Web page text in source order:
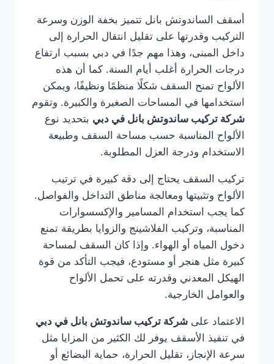
أسقف الساندوتش بانل تتميز بخفة الوزن وسرعة
التركيب وقدرتها على تقليل انتقال الحرارة إلى
داخل المبنى، وهذا مهم جدًا في دبي بسبب ارتفاع
درجات الحرارة أغلب أيام السنة. كما أن هذه
الألواح تمنح السقف شكلًا منظمًا ونظيفًا، ويمكن
استخدامها في المساحات الصغيرة والكبيرة. وتقوم
شركة تركيب ساندوتش بانل في دبي بتحديد نوع
الألواح المناسبة حسب مساحة السقف وطبيعة
الاستخدام ودرجة العزل المطلوبة.
تركيب السقف يحتاج إلى دقة كبيرة في ترتيب
الألواح وتثبيتها ومعالجة مناطق التداخل والفواصل.
كما يجب استخدام المسامير والإكسسوارات
المناسبة، وتركيب الفلاشينج والزوايا بطريقة تمنع
دخول المياه أو الهواء. وإذا كان السقف لمساحة
كبيرة مثل هنجر أو مستودع، فيجب التأكد من قوة
الهيكل المعدني وقدرته على تحمل الألواح
والعوامل الخارجية.
الاعتماد على شركة تركيب ساندوتش بانل في دبي
في تنفيذ الأسقف يوفر لك الكثير من المزايا مثل
سرعة الإنجاز، تقليل الحرارة، حماية البضائع أو